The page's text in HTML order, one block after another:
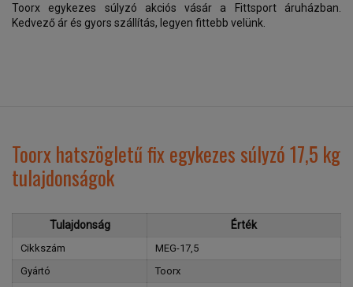
Toorx egykezes súlyzó akciós vásár a Fittsport áruházban.
Kedvező ár és gyors szállítás, legyen fittebb velünk.
Toorx hatszögletű fix egykezes súlyzó 17,5 kg
tulajdonságok
Tulajdonság Érték
Cikkszám
MEG-17,5
Gyártó
Toorx